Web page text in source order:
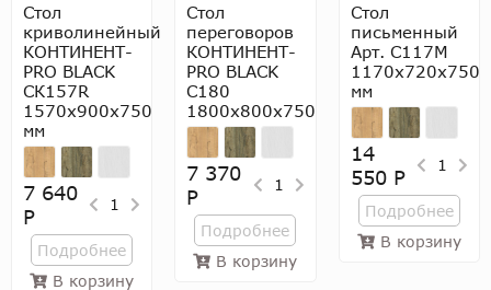
Стол
криволинейный
КОНТИНЕНТ-
PRO BLACK
СК157R
1570х900х750
мм
7 640
Р
1
Подробнее
В корзину
Стол
переговоров
КОНТИНЕНТ-
PRO BLACK
С180
1800х800х750
7 370
Р
1
Подробнее
В корзину
Стол
письменный
Арт. С117М
1170х720х750
мм
14
550 Р
1
Подробнее
В корзину